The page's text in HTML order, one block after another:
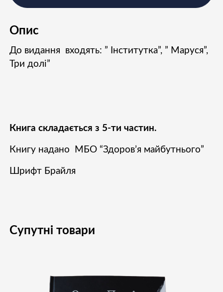
Опис
До видання входять: ” Інститутка”, ” Маруся”,
Три долі”
Книга складається з 5-ти частин.
Книгу надано МБО “Здоров’я майбутнього”
Шрифт Брайля
Супутні товари